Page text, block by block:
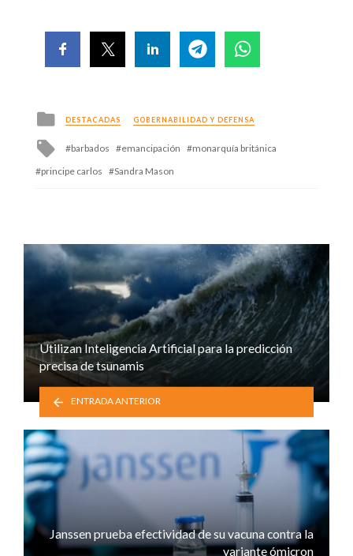
Posted
in
DESTACADAS GOBERNABILIDAD Y DEFENSA
Tagged
barbados emancipación
monarquía británica
principe carlos
Sandra Mason
Utilizan Inteligencia Artificial para la predicción
precisa de tsunamis
ENTRADA ANTERIOR
Janssen prueba efectividad de su vacuna contra la
variante ómicron